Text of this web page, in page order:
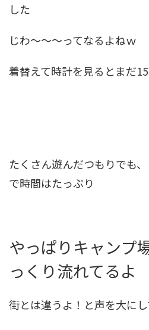
した
じわ～～～ってなるよねｗ
着替えて時計を見るとまだ
たくさん遊んだつもりでも
で時間はたっぷり
やっぱりキャンプ
っくり流れてるよ
街とは違うよ！と声を大にし